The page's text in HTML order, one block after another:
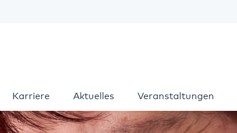
Karriere Aktuelles Veranstaltungen